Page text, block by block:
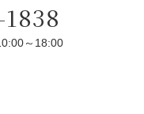
～18:00